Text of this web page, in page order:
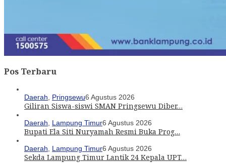
Pos Terbaru
Daerah Pringsewu6 Agustus 2026
Giliran Siswa-siswi SMAN Pringsewu Diber…
Daerah Lampung Timur6 Agustus 2026
Bupati Ela Siti Nuryamah Resmi Buka Prog…
Daerah Lampung Timur6 Agustus 2026
Sekda Lampung Timur Lantik 24 Kepala UPT…